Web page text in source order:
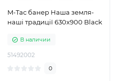
M-Tac банер Наша земля-
наші традиції 630x900 Black
В наличии
51492002
0